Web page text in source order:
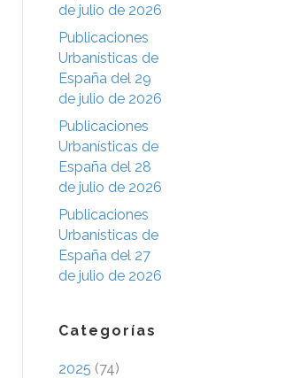
de julio de 2026
Publicaciones
Urbanísticas de
España del 29
de julio de 2026
Publicaciones
Urbanísticas de
España del 28
de julio de 2026
Publicaciones
Urbanísticas de
España del 27
de julio de 2026
Categorías
2025 (74)